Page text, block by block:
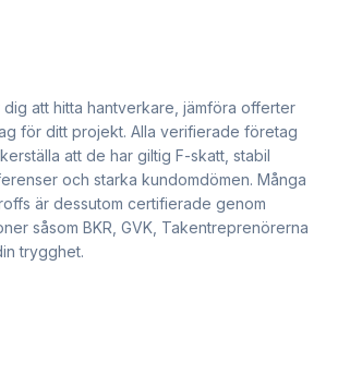
dig att hitta hantverkare, jämföra offerter
för ditt projekt. Alla verifierade företag
att de har giltig F-skatt, stabil
och starka kundomdömen. Många
är dessutom certifierade genom
såsom BKR, GVK, Takentreprenörerna
trygghet.